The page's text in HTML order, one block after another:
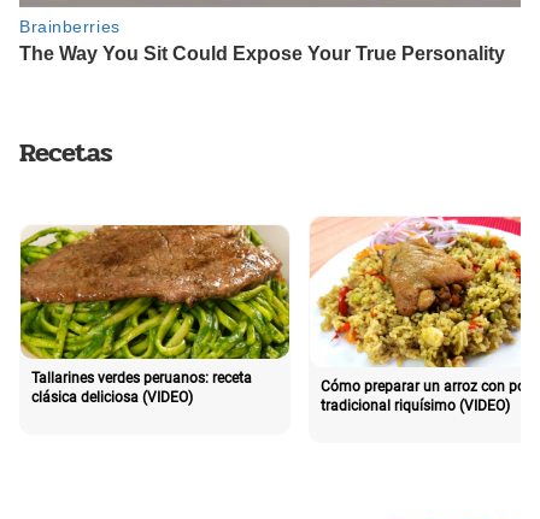
Recetas
Tallarines verdes peruanos: receta
clásica deliciosa (VIDEO)
Cómo preparar un arroz con pollo
tradicional riquísimo (VIDEO)